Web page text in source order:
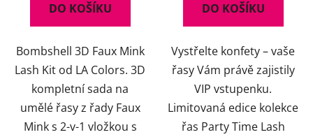
z
hvězdiček.
DO KOŠÍKU
Bombshell 3D Faux Mink
Lash Kit od LA Colors. 3D
kompletní sada na
umělé řasy z řady Faux
Mink s 2-v-1 vložkou s
DO KOŠÍKU
Vystřelte konfety – vaše
řasy Vám právě zajistily
VIP vstupenku.
Limitovaná edice kolekce
řas Party Time Lash